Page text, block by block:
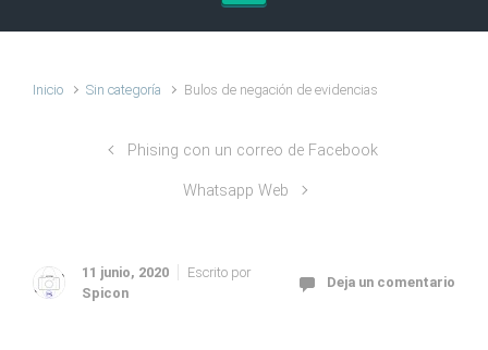
Inicio Sin categoría Bulos de negación de evidencias
Phising con un correo de Facebook
Whatsapp Web
11 junio, 2020
Escrito por
Spicon
Deja un comentario